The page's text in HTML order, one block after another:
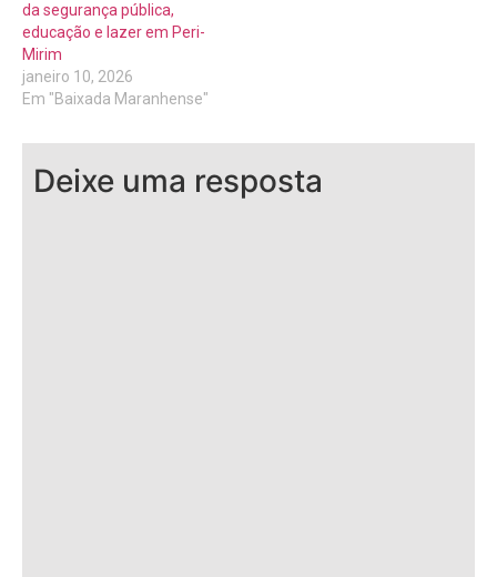
da segurança pública,
educação e lazer em Peri-
Mirim
janeiro 10, 2026
Em "Baixada Maranhense"
Deixe uma resposta